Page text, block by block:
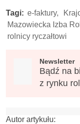
Tagi: e-faktury,
Mazowiecka Izba
rolnicy ryczałtowi
Newsletter
Bądź na
z rynku
Autor artykułu: